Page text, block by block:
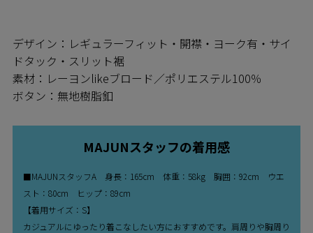
デザイン：レギュラーフィット・開襟・ヨーク有・サイ
ドタック・スリット裾
素材：レーヨンlikeブロード／ポリエステル100％
ボタン：無地樹脂釦
MAJUNスタッフの着用感
■MAJUNスタッフA 身長：165cm 体重：58kg 胸囲：92cm ウエ
スト：80cm ヒップ：89cm
【着用サイズ：S】
カジュアルにゆったり着こなしたい方におすすめです。肩周りや胸周り